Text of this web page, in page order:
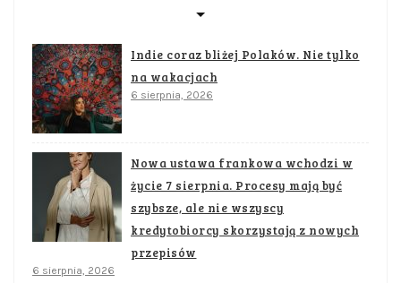
Indie coraz bliżej Polaków. Nie tylko
na wakacjach
6 sierpnia, 2026
Nowa ustawa frankowa wchodzi w
życie 7 sierpnia. Procesy mają być
szybsze, ale nie wszyscy
kredytobiorcy skorzystają z nowych
przepisów
6 sierpnia, 2026